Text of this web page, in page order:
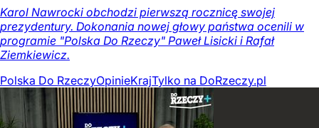
Karol Nawrocki obchodzi pierwszą rocznicę swojej
prezydentury. Dokonania nowej głowy państwa ocenili w
programie "Polska Do Rzeczy" Paweł Lisicki i Rafał
Ziemkiewicz.
Polska Do RzeczyOpinieKrajTylko na DoRzeczy.pl